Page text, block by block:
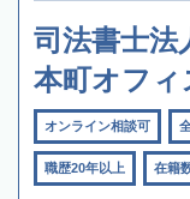
司法書士法
本町オフィ
オンライン相談可
職歴20年以上 在籍